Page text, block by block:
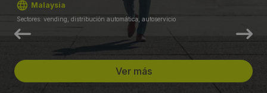
Malaysia
Sectores: vending, distribución automática, autoservicio
Ver más